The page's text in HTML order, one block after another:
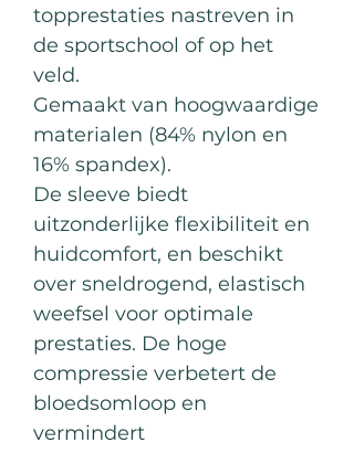
topprestaties nastreven in
de sportschool of op het
veld.
Gemaakt van hoogwaardige
materialen (84% nylon en
16% spandex).
De sleeve biedt
uitzonderlijke flexibiliteit en
huidcomfort, en beschikt
over sneldrogend, elastisch
weefsel voor optimale
prestaties. De hoge
compressie verbetert de
bloedsomloop en
vermindert